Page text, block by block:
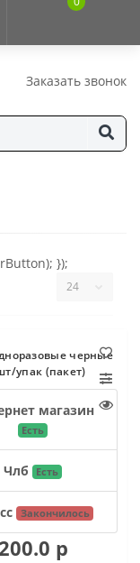
Заказать звонок
});
черные
упак (пакет)
магазин
Есть
Члб Есть
Закончилось
200.0 р